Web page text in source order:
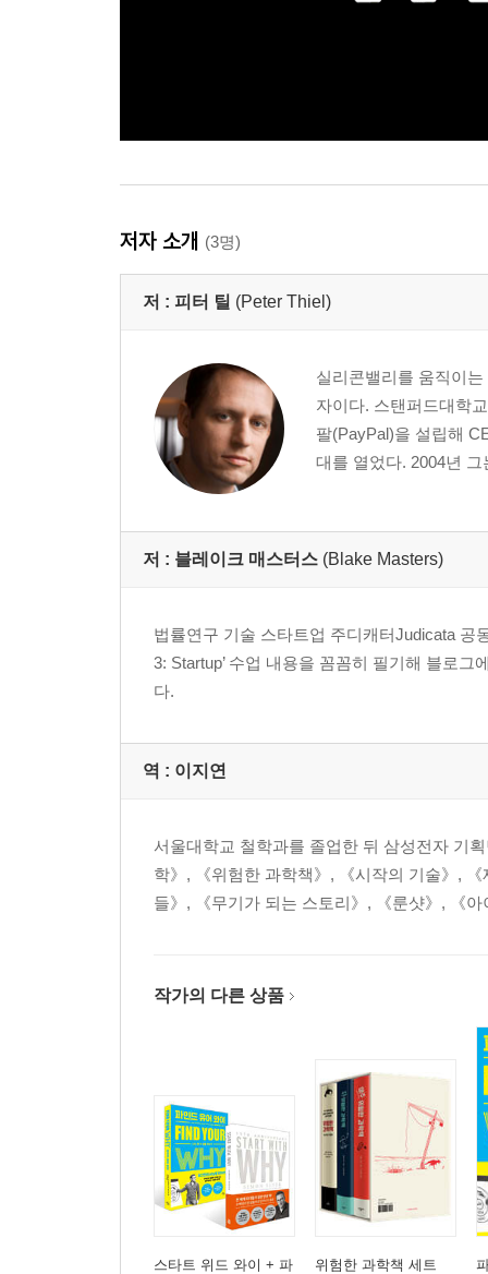
저자 소개 (3명)
저 : 피터 틸 (Peter Thiel)
실리콘밸리를 움직이
자이다. 스탠퍼드대학
팔(PayPal)을 설립해
대를 열었다. 2004년
저 : 블레이크 매스터스 (Blake Masters)
법률연구 기술 스타트업 주디캐터Judicata 공
3: Startup’ 수업 내용을 꼼꼼히 필기해 블로
다.
역 : 이지연
서울대학교 철학과를 졸업한 뒤 삼성전자 기
학》, 《위험한 과학책》, 《시작의 기술》,
들》, 《무기가 되는 스토리》, 《룬샷》, 《
작가의 다른 상품
스타트 위드 와이 + 파
위험한 과학책 세트